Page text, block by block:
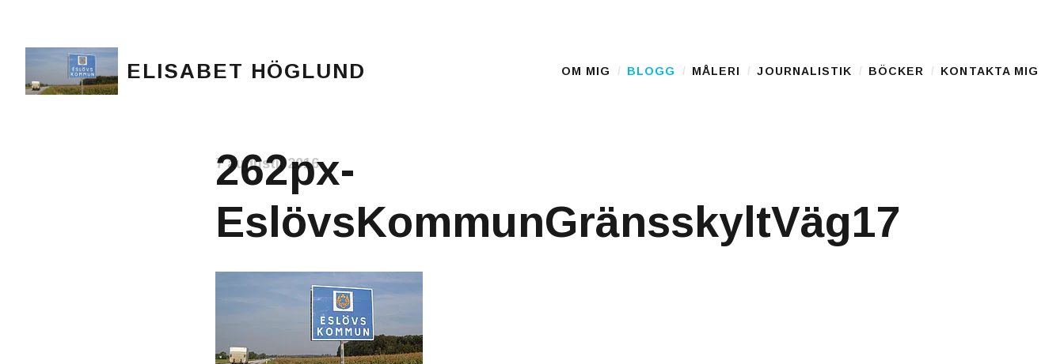
ELISABET HÖGLUND Main Menu
OM MIG BLOGG MÅLERI JOURNALISTIK BÖCKER KONTAKTA MIG
262px-
EslövsKommunGränsskyltVäg17
7 augusti, 2016